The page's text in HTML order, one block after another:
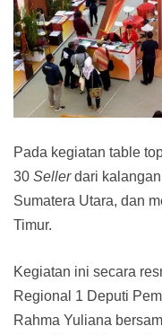
Pada kegiatan table
30 Sellerdari
Sumatera Utara, dan
Timur.
Kegiatan ini secara
Regional 1 Deputi
Rahma Yuliana